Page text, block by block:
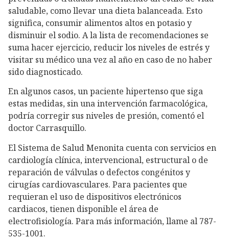
saludable, como llevar una dieta balanceada. Esto
significa, consumir alimentos altos en potasio y
disminuir el sodio. A la lista de recomendaciones se
suma hacer ejercicio, reducir los niveles de estrés y
visitar su médico una vez al año en caso de no haber
sido diagnosticado.
En algunos casos, un paciente hipertenso que siga
estas medidas, sin una intervención farmacológica,
podría corregir sus niveles de presión, comentó el
doctor Carrasquillo.
El Sistema de Salud Menonita cuenta con servicios en
cardiología clínica, intervencional, estructural o de
reparación de válvulas o defectos congénitos y
cirugías cardiovasculares. Para pacientes que
requieran el uso de dispositivos electrónicos
cardiacos, tienen disponible el área de
electrofisiología. Para más información, llame al 787-
535-1001.